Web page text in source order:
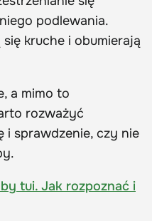
podlewania.
kruche i obumierają
a mimo to
rozważyć
i sprawdzenie, czy nie
tui. Jak rozpoznać i